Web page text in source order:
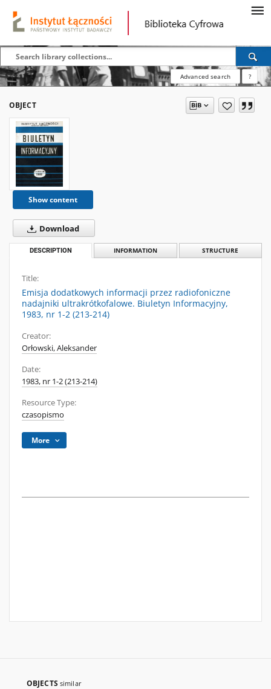
Advanced search ?
OBJECT
Show content
Download
DESCRIPTION INFORMATION STRUCTURE
Title:
Emisja dodatkowych informacji przez radiofoniczne
nadajniki ultrakrótkofalowe. Biuletyn Informacyjny,
1983, nr 1-2 (213-214)
Creator:
Orłowski, Aleksander
Date:
1983, nr 1-2 (213-214)
Resource Type:
czasopismo
More
OBJECTS similar